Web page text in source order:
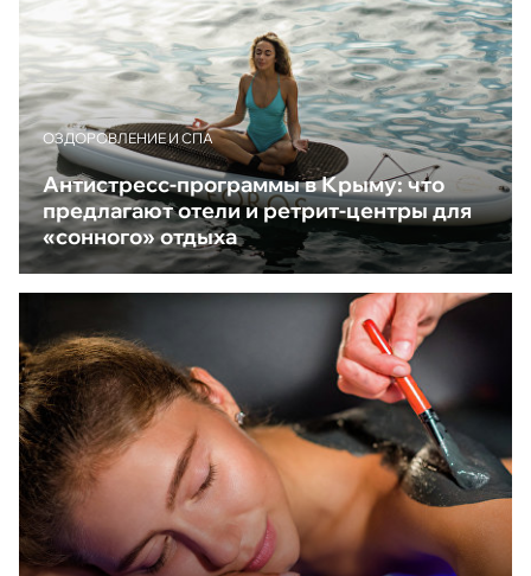
ОЗДОРОВЛЕНИЕ И СПА
Антистресс-программы в Крыму: что
предлагают отели и ретрит-центры для
«сонного» отдыха